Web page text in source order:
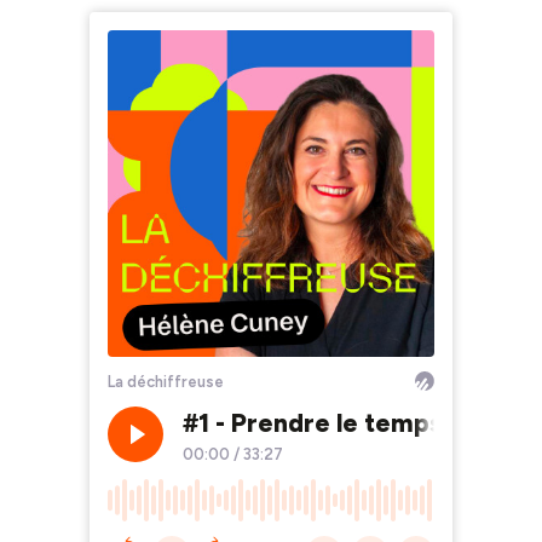
La déchiffreuse
#1 - Prendre le temps de
00:00 / 33:27